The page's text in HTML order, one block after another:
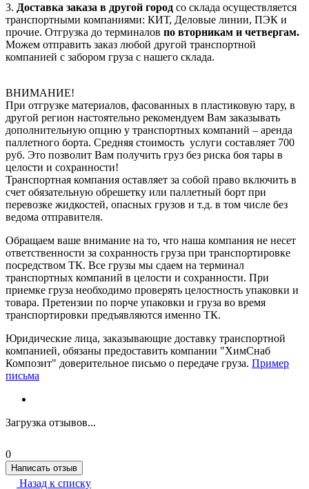
3. Доставка заказа в другой город со склада осуществляется
транспортными компаниями: КИТ, Деловые линии, ПЭК и
прочие. Отгрузка до терминалов по вторникам и четвергам.
Можем отправить заказ любой другой транспортной
компанией с забором груза с нашего склада.
ВНИМАНИЕ!
При отгрузке материалов, фасованных в пластиковую тару, в
другой регион настоятельно рекомендуем Вам заказывать
дополнительную опцию у транспортных компаний – аренда
паллетного борта. Средняя стоимость услуги составляет 700
руб. Это позволит Вам получить груз без риска боя тары в
целости и сохранности!
Транспортная компания оставляет за собой право включить в
счет обязательную обрешетку или паллетный борт при
перевозке жидкостей, опасных грузов и т.д. в том числе без
ведома отправителя.
Обращаем ваше внимание на то, что наша компания не несет
ответственности за сохранность груза при транспортировке
посредством ТК. Все грузы мы сдаем на терминал
транспортных компаний в целости и сохранности. При
приемке груза необходимо проверять целостность упаковки и
товара. Претензии по порче упаковки и груза во время
транспортировки предъявляются именно ТК.
Юридические лица, заказывающие доставку транспортной
компанией, обязаны предоставить компании "ХимСнаб
Композит" доверительное письмо о передаче груза. Пример
письма
Загрузка отзывов...
0
Написать отзыв
Назад к списку